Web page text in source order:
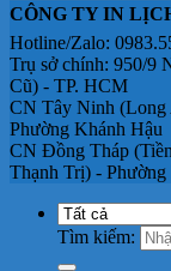
CÔNG TY IN
Hotline/Zalo:
Trụ sở chính: 950/9
Cũ) - TP. HCM
CN Tây Ninh
Phường Khánh Hậu
CN Đồng Tháp
Thạnh Trị) -
Tìm kiếm: